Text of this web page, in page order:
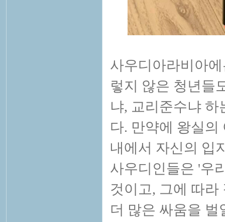
사우디아라비아
렇지 않은 청년들
냐, 교리준수냐
다. 만약에 왕실
내에서 자신의 입
사우디인들은 '우
것이고, 그에 따
더 많은 싸움을 벌